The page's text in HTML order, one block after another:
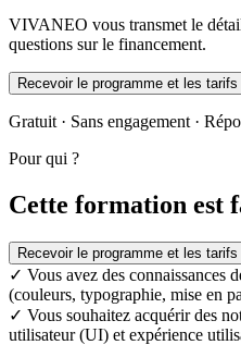
VIVANEO vous transmet le
questions sur le financement.
Recevoir le programme et les tarifs
Gratuit · Sans engagement ·
Pour qui ?
Cette formation est
Recevoir le programme et les tarifs
✓ Vous avez des connaissances
(couleurs, typographie, mise en
✓ Vous souhaitez acquérir des
utilisateur (UI) et expérience